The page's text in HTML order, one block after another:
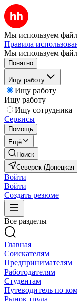
Мы используем
Правила
Мы используем
Понятно
Ищу работу
Ищу работу
Ищу работу
Ищу сотрудника
Сервисы
Помощь
Ещё
Поиск
Северск
Войти
Войти
Создать резюме
Все разделы
Главная
Соискателям
Предпринимателям
Работодателям
Студентам
Путеводитель по
Рынок труда